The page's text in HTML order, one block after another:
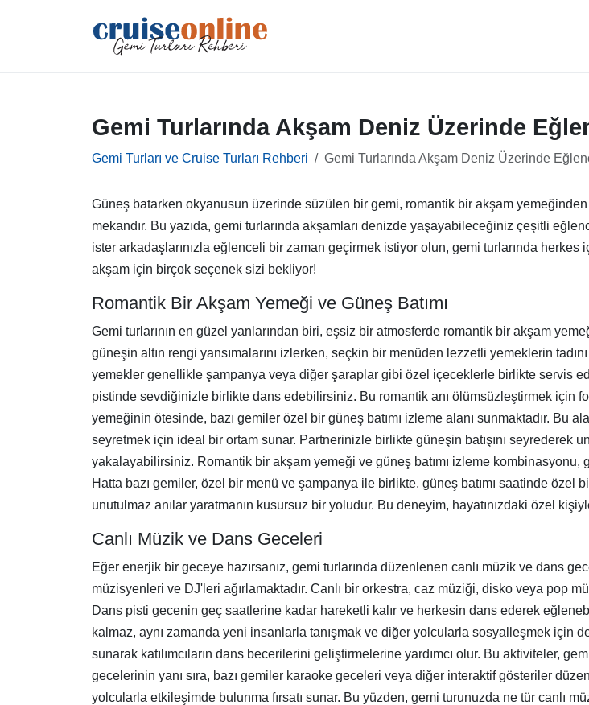
Gemi Turlarında Akşam Deniz Üzerinde
Gemi Turları ve Cruise Turları Rehberi Gemi Turlarında Akşam Deniz Üzerinde
Güneş batarken okyanusun üzerinde süzülen bir gemi, romantik bir akşam
mekandır. Bu yazıda, gemi turlarında akşamları denizde yaşayabileceğiniz çeşitli
ister arkadaşlarınızla eğlenceli bir zaman geçirmek istiyor olun, gemi turlarında
akşam için birçok seçenek sizi bekliyor!
Romantik Bir Akşam Yemeği ve Güneş Batımı
Gemi turlarının en güzel yanlarından biri, eşsiz bir atmosferde romantik bir akşam
güneşin altın rengi yansımalarını izlerken, seçkin bir menüden lezzetli yemeklerin
yemekler genellikle şampanya veya diğer şaraplar gibi özel içeceklerle birlikte servis
pistinde sevdiğinizle birlikte dans edebilirsiniz. Bu romantik anı ölümsüzleştirmek için
yemeğinin ötesinde, bazı gemiler özel bir güneş batımı izleme alanı sunmaktadır. Bu
seyretmek için ideal bir ortam sunar. Partnerinizle birlikte güneşin batışını seyrederek
yakalayabilirsiniz. Romantik bir akşam yemeği ve güneş batımı izleme
Hatta bazı gemiler, özel bir menü ve şampanya ile birlikte, güneş batımı saatinde
unutulmaz anılar yaratmanın kusursuz bir yoludur. Bu deneyim, hayatınızdaki özel
Canlı Müzik ve Dans Geceleri
Eğer enerjik bir geceye hazırsanız, gemi turlarında düzenlenen canlı müzik ve dans
müzisyenleri ve DJ'leri ağırlamaktadır. Canlı bir orkestra, caz müziği, disko veya pop
Dans pisti gecenin geç saatlerine kadar hareketli kalır ve herkesin dans ederek
kalmaz, aynı zamanda yeni insanlarla tanışmak ve diğer yolcularla sosyalleşmek için
sunarak katılımcıların dans becerilerini geliştirmelerine yardımcı olur. Bu aktiviteler,
gecelerinin yanı sıra, bazı gemiler karaoke geceleri veya diğer interaktif gösteriler
yolcularla etkileşimde bulunma fırsatı sunar. Bu yüzden, gemi turunuzda ne tür canlı